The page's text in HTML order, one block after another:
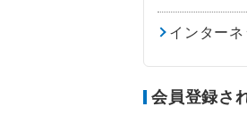
インター
会員登録さ